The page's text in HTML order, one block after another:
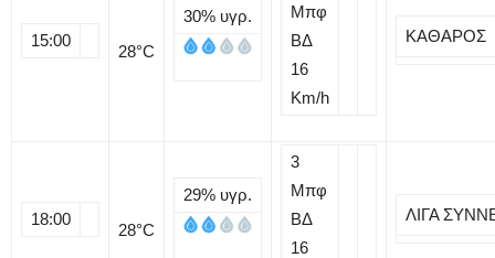
15:00
28°C
30% υγρ.
Μπφ
ΒΔ
16
Km/h
ΚΑΘΑΡΟΣ
18:00
28°C
29% υγρ.
3
Μπφ
ΒΔ
16
ΛΙΓΑ